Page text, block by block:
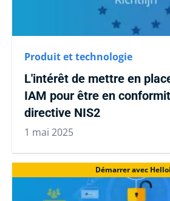
Produit et technologie
L'intérêt de mettre en
IAM pour être en
directive NIS2
1 mai 2025
Démarrer avec